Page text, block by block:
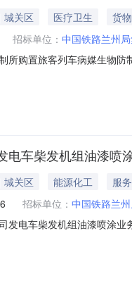
城关区 医疗卫生
货物
招标单位： 中国铁路兰州
所购置旅客列车病媒生物
病媒生物防制药品采购项
电车柴发机组油漆喷
城关区 能源化工
服务
招标单位： 中国铁路兰
发电车柴发机组油漆喷涂
项目已具备招标条件，现